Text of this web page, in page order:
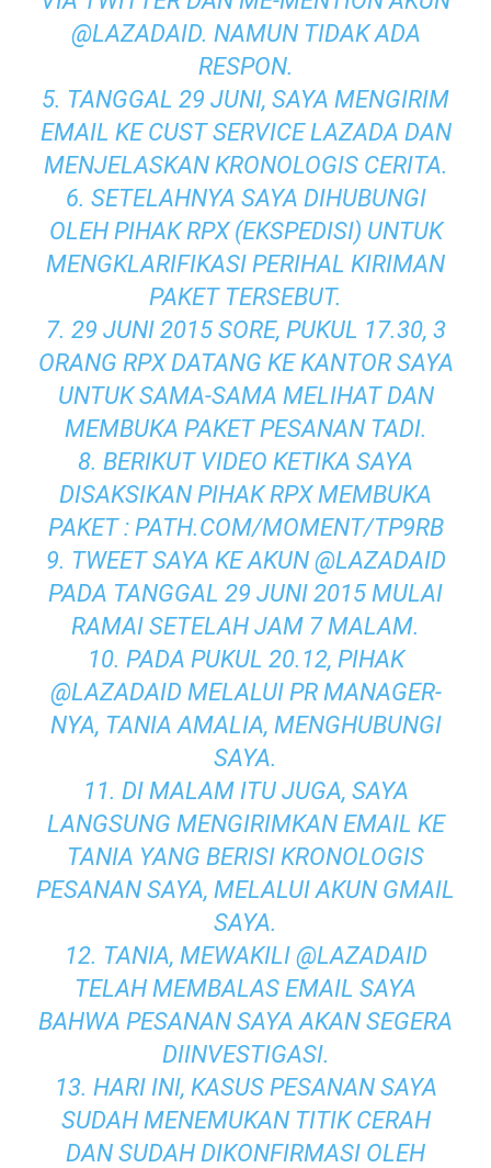
@LAZADAID. NAMUN TIDAK ADA
RESPON.
5. TANGGAL 29 JUNI, SAYA MENGIRIM
EMAIL KE CUST SERVICE LAZADA DAN
MENJELASKAN KRONOLOGIS CERITA.
6. SETELAHNYA SAYA DIHUBUNGI
OLEH PIHAK RPX (EKSPEDISI) UNTUK
MENGKLARIFIKASI PERIHAL KIRIMAN
PAKET TERSEBUT.
7. 29 JUNI 2015 SORE, PUKUL 17.30, 3
ORANG RPX DATANG KE KANTOR SAYA
UNTUK SAMA-SAMA MELIHAT DAN
MEMBUKA PAKET PESANAN TADI.
8. BERIKUT VIDEO KETIKA SAYA
DISAKSIKAN PIHAK RPX MEMBUKA
PAKET : PATH.COM/MOMENT/TP9RB
9. TWEET SAYA KE AKUN @LAZADAID
PADA TANGGAL 29 JUNI 2015 MULAI
RAMAI SETELAH JAM 7 MALAM.
10. PADA PUKUL 20.12, PIHAK
@LAZADAID MELALUI PR MANAGER-
NYA, TANIA AMALIA, MENGHUBUNGI
SAYA.
11. DI MALAM ITU JUGA, SAYA
LANGSUNG MENGIRIMKAN EMAIL KE
TANIA YANG BERISI KRONOLOGIS
PESANAN SAYA, MELALUI AKUN GMAIL
SAYA.
12. TANIA, MEWAKILI @LAZADAID
TELAH MEMBALAS EMAIL SAYA
BAHWA PESANAN SAYA AKAN SEGERA
DIINVESTIGASI.
13. HARI INI, KASUS PESANAN SAYA
SUDAH MENEMUKAN TITIK CERAH
DAN SUDAH DIKONFIRMASI OLEH